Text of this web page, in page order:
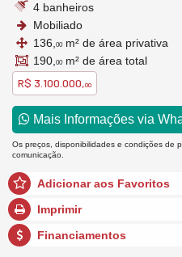
4 banheiros
Mobiliado
136, 00 m² de área privativa
190, 00 m² de área total
R$ 3.100.000,00
Mais Informações via
Os preços, disponibilidades e condições de
comunicação.
Adicionar aos Favoritos
Imprimir
Financiamentos